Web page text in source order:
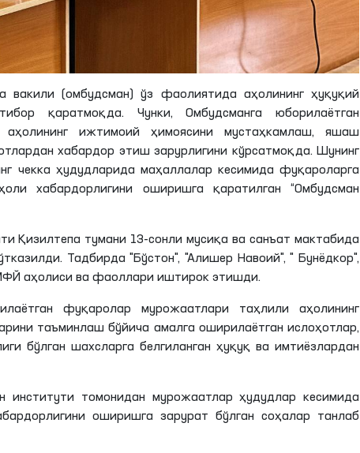
вакили (омбудсман) ўз фаолиятида аҳолининг ҳуқуқий
қаратмоқда. Чунки, Омбудсманга юборилаётган
ижтимоий ҳимоясини мустаҳкамлаш, яшаш
хабардор этиш зарурлигини кўрсатмоқда. Шунинг
чекка ҳудудларида маҳаллалар кесимида фуқароларга
хабардорлигини оширишга қаратилган “Омбудсман
Қизилтепа тумани 13-сонли мусиқа ва санъат мактабида
Тадбирда "Бўстон", "Алишер Навоий", " Бунёдкор",
аҳолиси ва фаоллари иштирок этишди.
фуқаролар мурожаатлари таҳлили аҳолининг
таъминлаш бўйича амалга оширилаётган ислоҳотлар,
бўлган шахсларга белгиланган ҳуқуқ ва имтиёзлардан
институти томонидан мурожаатлар ҳудудлар кесимида
оширишга зарурат бўлган соҳалар танлаб